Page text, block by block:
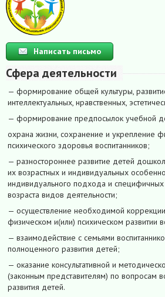
Написать письмо
Сфера деятельности
— формирование общей культуры,
интеллектуальных, нравственных,
— формирование предпосылок учебной
охрана жизни, сохранение и укрепление
психического здоровья воспитанников;
— разностороннее развитие детей
их возрастных и индивидуальных
индивидуального подхода и
возраста видов деятельности;
— осуществление необходимой
физическом и(или) психическом развитии
— взаимодействие с семьями
полноценного развития детей;
— оказание консультативной и
(законным представителям) по вопросам
развития детей.